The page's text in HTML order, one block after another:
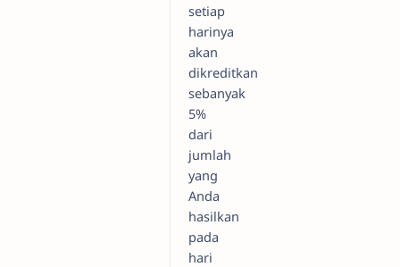
setiap
harinya
akan
dikreditkan
sebanyak
5%
dari
jumlah
yang
Anda
hasilkan
pada
hari